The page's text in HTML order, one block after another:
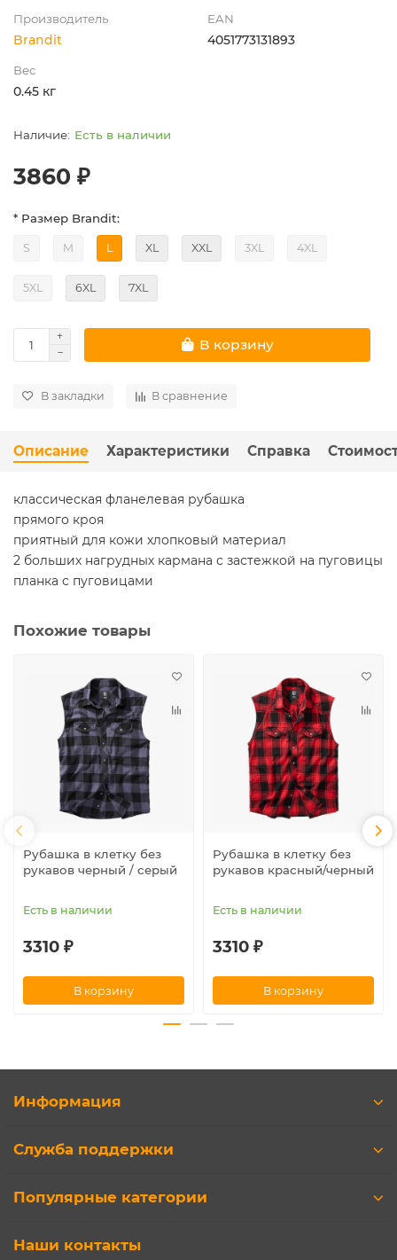
Производитель
Brandit
EAN
4051773131893
Вес
0.45 кг
Есть в наличии
3860 ₽
* Размер Brandit:
S M L XL XXL 3XL 4XL
5XL 6XL 7XL
В корзину
В закладки В сравнение
Описание Характеристики Справка
классическая фланелевая рубашка
прямого кроя
приятный для кожи хлопковый материал
2 больших нагрудных кармана с застежкой на пуговицы
планка с пуговицами
Похожие товары
Рубашка в клетку без
рукавов черный / серый
Есть в наличии
3310 ₽
В корзину
Рубашка в клетку без
рукавов красный/черный
Есть в наличии
3310 ₽
В корзину
Информация
Служба поддержки
Популярные категории
Наши контакты